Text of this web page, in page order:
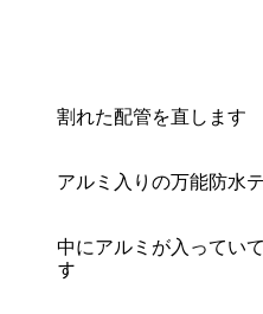
割れた配管を直します
アルミ入りの万能防水
中にアルミが入ってい
す